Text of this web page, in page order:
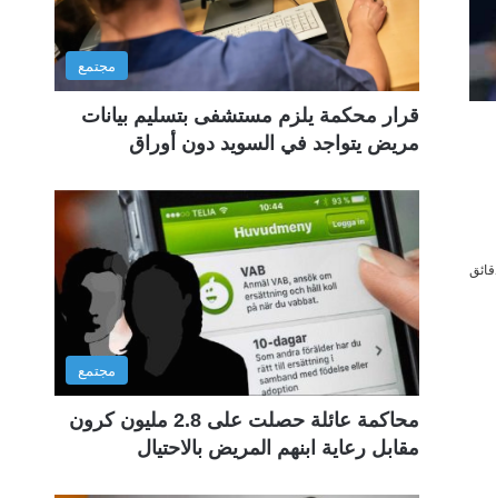
مجتمع
قرار محكمة يلزم مستشفى بتسليم بيانات
مريض يتواجد في السويد دون أوراق
مجتمع
محاكمة عائلة حصلت على 2.8 مليون كرون
مقابل رعاية ابنهم المريض بالاحتيال